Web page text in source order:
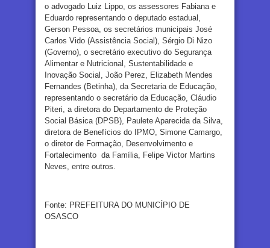
o advogado Luiz Lippo, os assessores Fabiana e
Eduardo representando o deputado estadual,
Gerson Pessoa, os secretários municipais José
Carlos Vido (Assistência Social), Sérgio Di Nizo
(Governo), o secretário executivo do Segurança
Alimentar e Nutricional, Sustentabilidade e
Inovação Social, João Perez, Elizabeth Mendes
Fernandes (Betinha), da Secretaria de Educação,
representando o secretário da Educação, Cláudio
Piteri, a diretora do Departamento de Proteção
Social Básica (DPSB), Paulete Aparecida da Silva,
diretora de Benefícios do IPMO, Simone Camargo,
o diretor de Formação, Desenvolvimento e
Fortalecimento da Família, Felipe Victor Martins
Neves, entre outros.
Fonte: PREFEITURA DO MUNICÍPIO DE
OSASCO